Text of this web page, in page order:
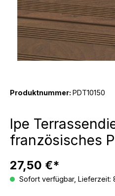
Produktnummer: PDT10150
Ipe
französisches
27,50 €*
Sofort verfügbar, Lieferzeit: